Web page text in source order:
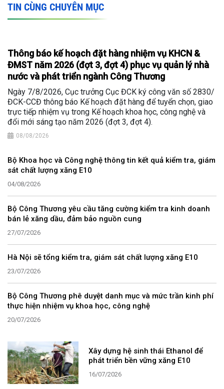
TIN CÙNG CHUYÊN MỤC
Thông báo kế hoạch đặt hàng nhiệm vụ KHCN &
ĐMST năm 2026 (đợt 3, đợt 4) phục vụ quản lý nhà
nước và phát triển ngành Công Thương
Ngày 7/8/2026, Cục trưởng Cục ĐCK ký công văn số 2830/
ĐCK-CCĐ thông báo Kế hoạch đặt hàng để tuyển chọn, giao
trực tiếp nhiệm vụ trong Kế hoạch khoa học, công nghệ và
đổi mới sáng tạo năm 2026 (đợt 3, đợt 4).
08/08/2026
Bộ Khoa học và Công nghệ thông tin kết quả kiểm tra, giám
sát chất lượng xăng E10
04/08/2026
Bộ Công Thương yêu cầu tăng cường kiểm tra kinh doanh
bán lẻ xăng dầu, đảm bảo nguồn cung
27/07/2026
Hà Nội sẽ tổng kiểm tra, giám sát chất lượng xăng E10
23/07/2026
Bộ Công Thương phê duyệt danh mục và mức trần kinh phí
thực hiện nhiệm vụ khoa học, công nghệ
20/07/2026
Xây dựng hệ sinh thái Ethanol để
phát triển bền vững xăng E10
16/07/2026